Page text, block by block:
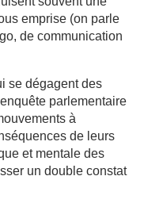
emprise (on parle
de communication
se dégagent des
parlementaire
à
de leurs
et mentale des
un double constat